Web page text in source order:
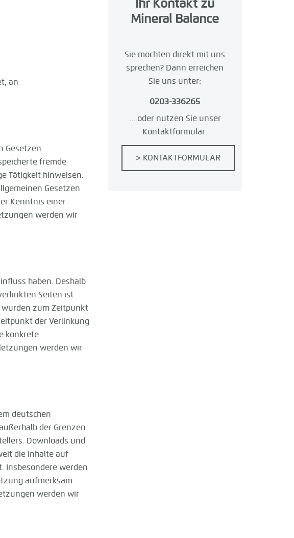
an
Gesetzen
fremde
Tätigkeit hinweisen.
Gesetzen
Kenntnis einer
werden wir
haben. Deshalb
Seiten ist
wurden zum Zeitpunkt
der Verlinkung
konkrete
werden wir
deutschen
der Grenzen
Downloads und
die Inhalte auf
Insbesondere werden
aufmerksam
werden wir
Ihr Kontakt zu
Mineral Balance
Sie möchten direkt mit uns
sprechen? Dann erreichen
Sie uns unter:
0203-336265
... oder nutzen Sie unser
Kontaktformular:
> KONTAKTFORMULAR